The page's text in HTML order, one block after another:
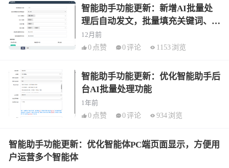
智能助手功能更新：新增AI批量处
理后自动发文，批量填充关键词、描
述、段落、自动内链
12月前
0 点赞 0评论 1153 浏览
智能助手功能更新：优化智能助手后
台AI批量处理功能
1年前
0 点赞 0评论 934 浏览
智能助手功能更新：优化智能体PC端页面显示，方便用
户运营多个智能体